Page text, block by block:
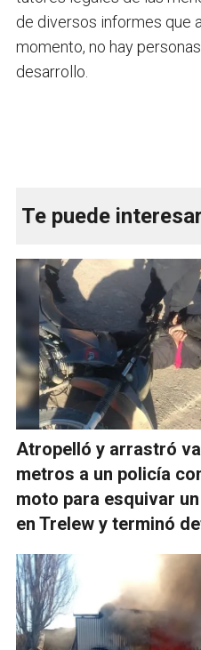
de diversos informes que
momento, no hay
desarrollo.
Te puede interesar
Atropelló y arrastró
metros a un policía
moto para esquivar
en Trelew y terminó